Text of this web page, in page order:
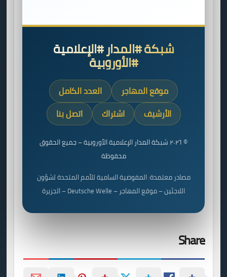
شبكة #المدار #الإعلامية
#الأوروبية
موقع المهاجر
العدد الكامل
الأرشيف
اشتراك اتصل بنا
© ٢٠٢٦ شبكة المدار الإعلامية الأوروبية – جميع الحقوق
محفوظة
مصادر معتمدة: المفوضية السامية للأمم المتحدة لشؤون
اللاجئين – موقع المهاجر – Deutsche Welle – الجزيرة
Share